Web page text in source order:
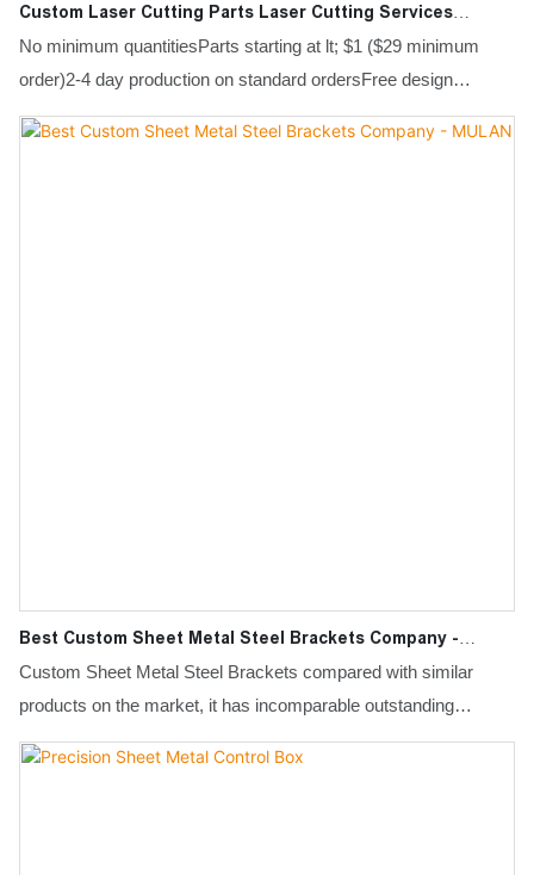
Custom Laser Cutting Parts Laser Cutting Services
Manufacturer - MULAN
No minimum quantitiesParts starting at lt; $1 ($29 minimum
order)2-4 day production on standard ordersFree design
feedback amp; instant quotesCustom Laser Cutting Parts Laser
Cutting Services compared with similar products on the market,
Best Custom Sheet Metal Steel Brackets Company -
MULAN
Custom Sheet Metal Steel Brackets compared with similar
products on the market, it has incomparable outstanding
advantages in terms of performance, quality, appearance, etc.,